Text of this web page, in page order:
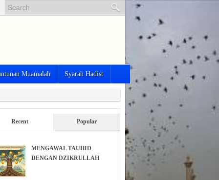
Muamalah Syarah Hadist
Recent Popular
MENGAWAL TAUHID
DENGAN DZIKRULLAH